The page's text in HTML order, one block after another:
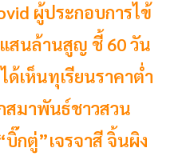
ผู้ประกอบการไข้
สนล้านสูญ ชี้ 60 วัน
เห็นทุเรียนราคาต่ำ
สมาพันธ์ชาวสวน
บิ๊กตู่”เจรจาสี จิ้นผิง